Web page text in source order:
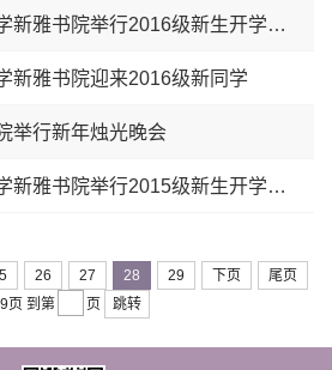
清华大学新雅书院举行2016级新生开学典礼
新雅书院迎来2016级新同学
举行新年烛光晚会
清华大学新雅书院举行2015级新生开学典礼
26 27 28 29 下页
尾页
页 到第 页 跳转